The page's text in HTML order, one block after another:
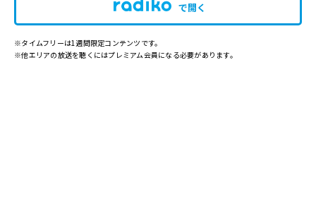
で開く
※タイムフリーは1週間限定コンテンツです。
※他エリアの放送を聴くにはプレミアム会員になる必要があります。